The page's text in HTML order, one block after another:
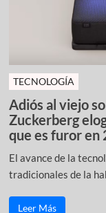
TECNOLOGÍA
Adiós al viejo
Zuckerberg
que es furor en
El avance de la
tradicionales de la
Leer Más